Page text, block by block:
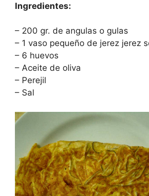
Ingredientes:
– 200 gr. de angulas o gulas
– 1 vaso pequeño de jerez jerez
– 6 huevos
– Aceite de oliva
– Perejil
– Sal